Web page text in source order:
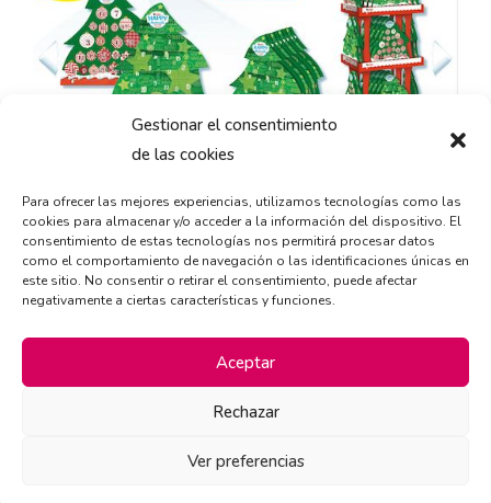
Gestionar el consentimiento
de las cookies
Para ofrecer las mejores experiencias, utilizamos tecnologías como las
cookies para almacenar y/o acceder a la información del dispositivo. El
consentimiento de estas tecnologías nos permitirá procesar datos
como el comportamiento de navegación o las identificaciones únicas en
este sitio. No consentir o retirar el consentimiento, puede afectar
negativamente a ciertas características y funciones.
Aceptar
Rechazar
Ver preferencias